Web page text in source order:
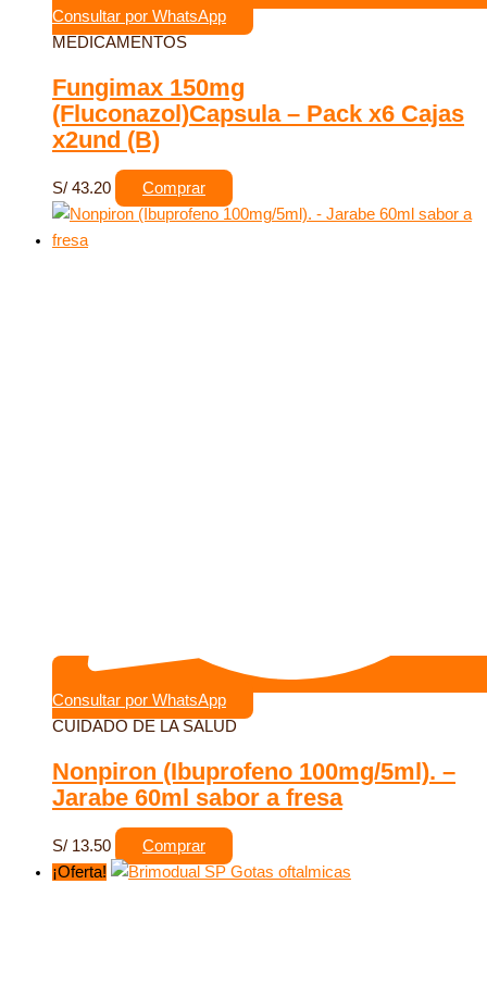
Consultar por WhatsApp
MEDICAMENTOS
Fungimax 150mg
(Fluconazol)Capsula – Pack x6 Cajas
x2und (B)
S/ 43.20 Comprar
Consultar por WhatsApp
CUIDADO DE LA SALUD
Nonpiron (Ibuprofeno 100mg/5ml). –
Jarabe 60ml sabor a fresa
S/ 13.50
Comprar
¡Oferta!